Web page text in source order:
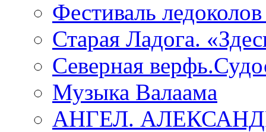
Фестиваль
Старая Ладога.
Северная
Музыка Валаама
АНГЕЛ.